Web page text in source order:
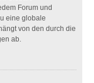
Forum und
eine globale
von den durch die
ab.